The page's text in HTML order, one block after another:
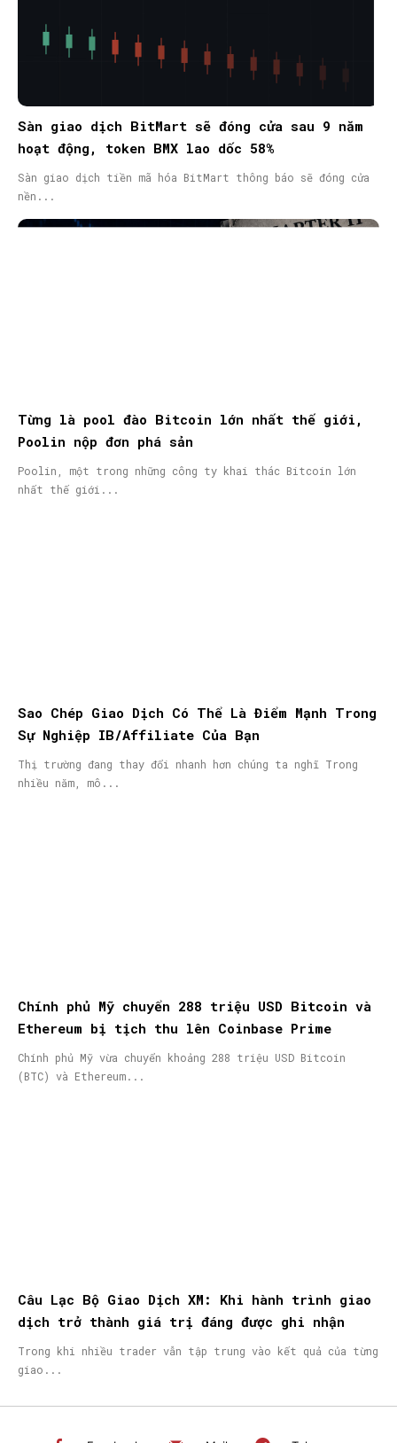
Sàn giao dịch BitMart sẽ đóng cửa sau 9 năm
hoạt động, token BMX lao dốc 58%
Sàn giao dịch tiền mã hóa BitMart thông báo sẽ đóng cửa
nền...
Từng là pool đào Bitcoin lớn nhất thế giới,
Poolin nộp đơn phá sản
Poolin, một trong những công ty khai thác Bitcoin lớn
nhất thế giới...
Sao Chép Giao Dịch Có Thể Là Điểm Mạnh Trong
Sự Nghiệp IB/Affiliate Của Bạn
Thị trường đang thay đổi nhanh hơn chúng ta nghĩ Trong
nhiều năm, mô...
Chính phủ Mỹ chuyển 288 triệu USD Bitcoin và
Ethereum bị tịch thu lên Coinbase Prime
Chính phủ Mỹ vừa chuyển khoảng 288 triệu USD Bitcoin
(BTC) và Ethereum...
Câu Lạc Bộ Giao Dịch XM: Khi hành trình giao
dịch trở thành giá trị đáng được ghi nhận
Trong khi nhiều trader vẫn tập trung vào kết quả của từng
giao...